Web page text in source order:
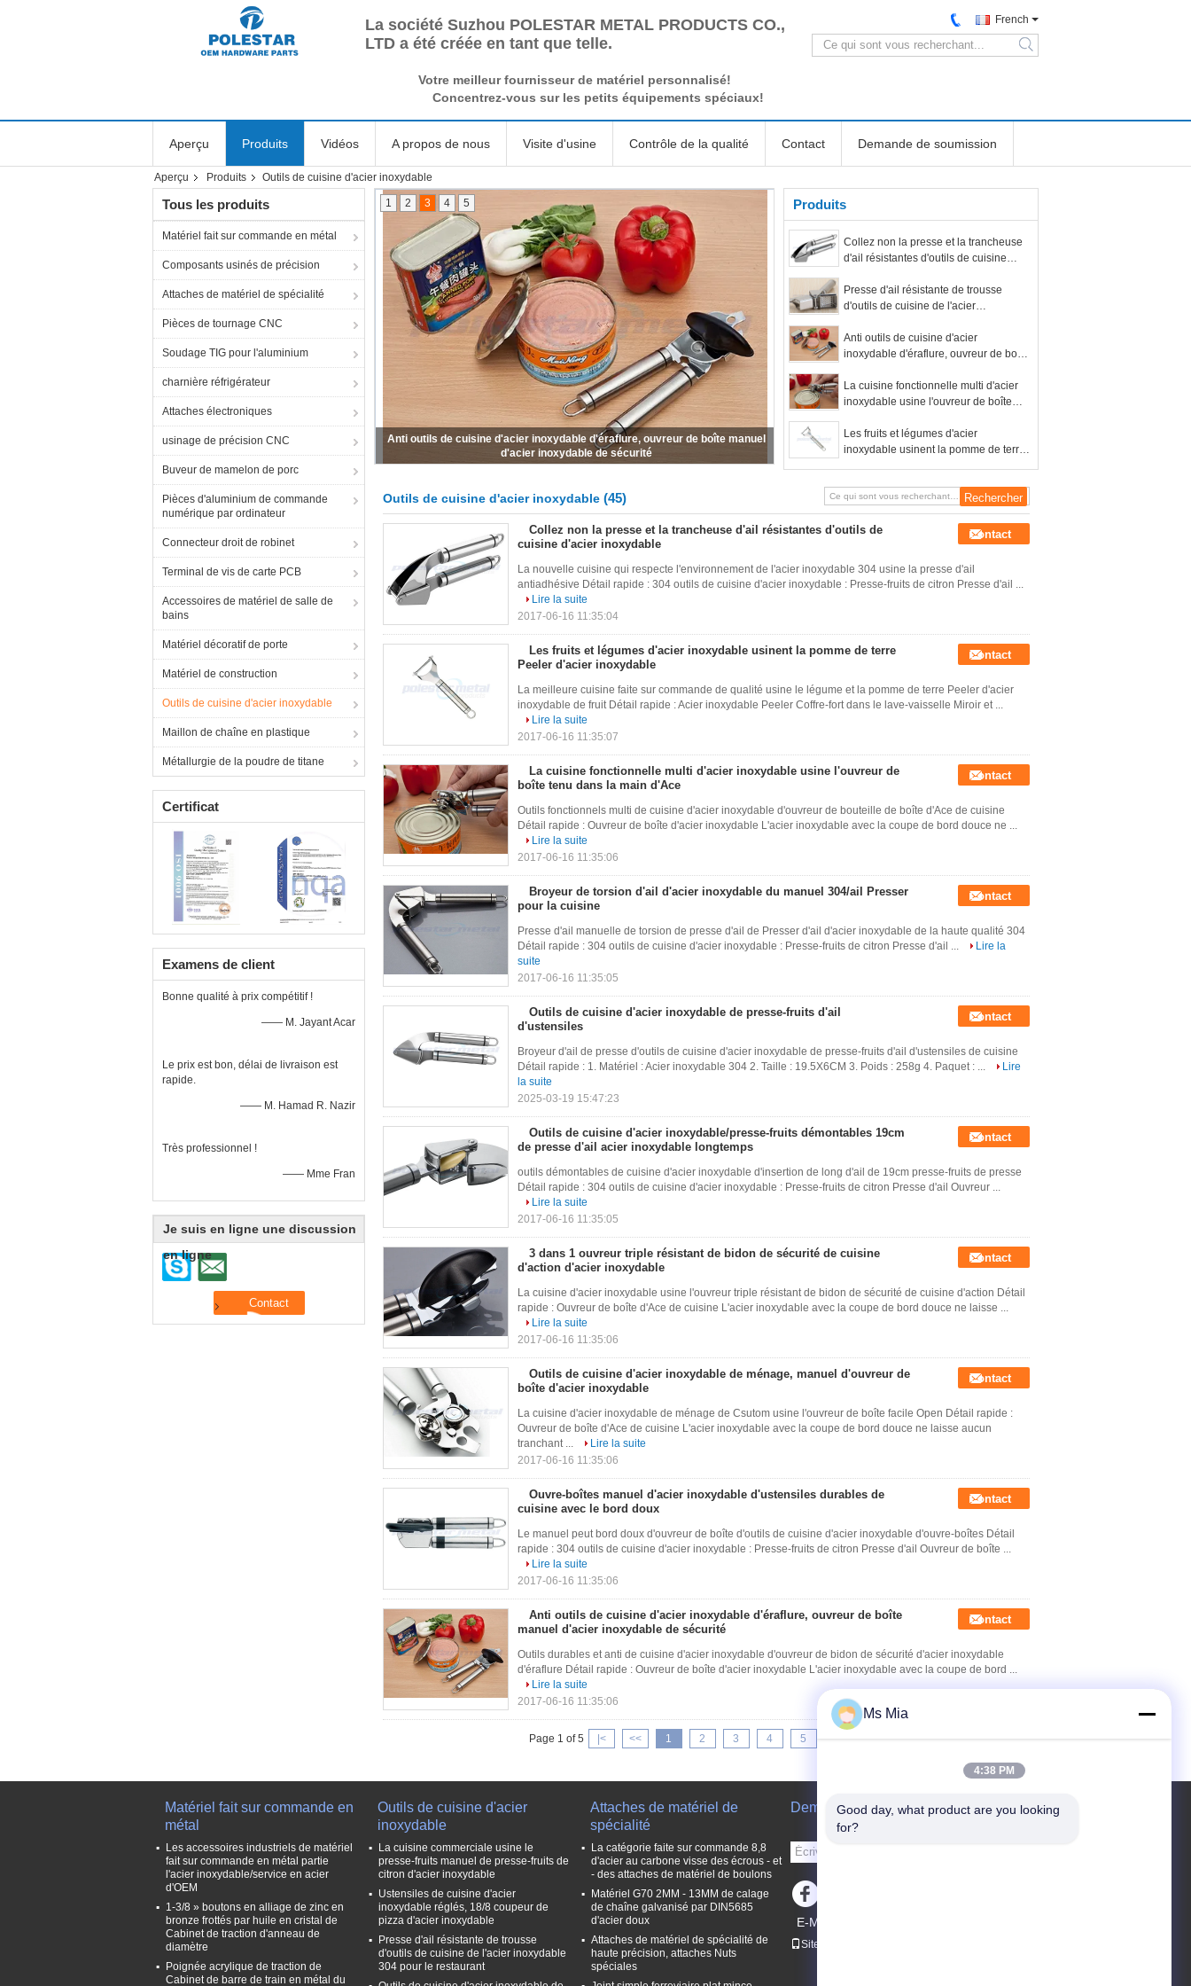
La société Suzhou POLESTAR METAL PRODUCTS CO.,
LTD a été créée en tant que telle.
Votre meilleur fournisseur de matériel personnalisé!
Concentrez-vous sur les petits équipements spéciaux!
French
search
Aperçu Produits Vidéos A propos de nous Visite d'usine Contrôle de la qualité Contact Demande de soumission
Aperçu Produits Outils de cuisine d'acier inoxydable
Tous les produits
Matériel fait sur commande en métal
Composants usinés de précision
Attaches de matériel de spécialité
Pièces de tournage CNC
Soudage TIG pour l'aluminium
charnière réfrigérateur
Attaches électroniques
usinage de précision CNC
Buveur de mamelon de porc
Pièces d'aluminium de commande
numérique par ordinateur
Connecteur droit de robinet
Terminal de vis de carte PCB
Accessoires de matériel de salle de
bains
Matériel décoratif de porte
Matériel de construction
Outils de cuisine d'acier inoxydable
Maillon de chaîne en plastique
Métallurgie de la poudre de titane
Certificat
Examens de client
Bonne qualité à prix compétitif !
—— M. Jayant Acar
Le prix est bon, délai de livraison est
rapide.
—— M. Hamad R. Nazir
Très professionnel !
—— Mme Fran
Je suis en ligne une discussion
en ligne
La cuisine fonctionnelle multi d'acier inoxydable usine l'ouvreur de boîte tenu
dans la main d'Ace
1 2 3 4 5 Produits
Collez non la presse et la trancheuse
d'ail résistantes d'outils de cuisine
Presse d'ail résistante de trousse
d'outils de cuisine de l'acier
Anti outils de cuisine d'acier
inoxydable d'éraflure, ouvreur de boîte
La cuisine fonctionnelle multi d'acier
inoxydable usine l'ouvreur de boîte
Les fruits et légumes d'acier
inoxydable usinent la pomme de terre
Outils de cuisine d'acier inoxydable (45)
Collez non la presse et la trancheuse d'ail résistantes d'outils de
cuisine d'acier inoxydable
Contact
La nouvelle cuisine qui respecte l'environnement de l'acier inoxydable 304 usine la presse d'ail
antiadhésive Détail rapide : 304 outils de cuisine d'acier inoxydable : Presse-fruits de citron Presse d'ail ...
Lire la suite
2017-06-16 11:35:04
Les fruits et légumes d'acier inoxydable usinent la pomme de terre
Peeler d'acier inoxydable
Contact
La meilleure cuisine faite sur commande de qualité usine le légume et la pomme de terre Peeler d'acier
inoxydable de fruit Détail rapide : Acier inoxydable Peeler Coffre-fort dans le lave-vaisselle Miroir et ...
Lire la suite
2017-06-16 11:35:07
La cuisine fonctionnelle multi d'acier inoxydable usine l'ouvreur de
boîte tenu dans la main d'Ace
Contact
Outils fonctionnels multi de cuisine d'acier inoxydable d'ouvreur de bouteille de boîte d'Ace de cuisine
Détail rapide : Ouvreur de boîte d'acier inoxydable L'acier inoxydable avec la coupe de bord douce ne ...
Lire la suite
2017-06-16 11:35:06
Broyeur de torsion d'ail d'acier inoxydable du manuel 304/ail Presser
pour la cuisine
Contact
Presse d'ail manuelle de torsion de presse d'ail de Presser d'ail d'acier inoxydable de la haute qualité 304
Détail rapide : 304 outils de cuisine d'acier inoxydable : Presse-fruits de citron Presse d'ail ...
Lire la
suite
2017-06-16 11:35:05
Outils de cuisine d'acier inoxydable de presse-fruits d'ail
d'ustensiles
Contact
Broyeur d'ail de presse d'outils de cuisine d'acier inoxydable de presse-fruits d'ail d'ustensiles de cuisine
Détail rapide : 1. Matériel : Acier inoxydable 304 2. Taille : 19.5X6CM 3. Poids : 258g 4. Paquet : ...
Lire
la suite
2025-03-19 15:47:23
Outils de cuisine d'acier inoxydable/presse-fruits démontables 19cm
de presse d'ail acier inoxydable longtemps
Contact
outils démontables de cuisine d'acier inoxydable d'insertion de long d'ail de 19cm presse-fruits de presse
Détail rapide : 304 outils de cuisine d'acier inoxydable : Presse-fruits de citron Presse d'ail Ouvreur ...
Lire la suite
2017-06-16 11:35:05
3 dans 1 ouvreur triple résistant de bidon de sécurité de cuisine
d'action d'acier inoxydable
Contact
La cuisine d'acier inoxydable usine l'ouvreur triple résistant de bidon de sécurité de cuisine d'action Détail
rapide : Ouvreur de boîte d'Ace de cuisine L'acier inoxydable avec la coupe de bord douce ne laisse ...
Lire la suite
2017-06-16 11:35:06
Outils de cuisine d'acier inoxydable de ménage, manuel d'ouvreur de
boîte d'acier inoxydable
Contact
La cuisine d'acier inoxydable de ménage de Csutom usine l'ouvreur de boîte facile Open Détail rapide :
Ouvreur de boîte d'Ace de cuisine L'acier inoxydable avec la coupe de bord douce ne laisse aucun
tranchant ...
Lire la suite
2017-06-16 11:35:06
Ouvre-boîtes manuel d'acier inoxydable d'ustensiles durables de
cuisine avec le bord doux
Contact
Le manuel peut bord doux d'ouvreur de boîte d'outils de cuisine d'acier inoxydable d'ouvre-boîtes Détail
rapide : 304 outils de cuisine d'acier inoxydable : Presse-fruits de citron Presse d'ail Ouvreur de boîte ...
Lire la suite
2017-06-16 11:35:06
Anti outils de cuisine d'acier inoxydable d'éraflure, ouvreur de boîte
manuel d'acier inoxydable de sécurité
Contact
Outils durables et anti de cuisine d'acier inoxydable d'ouvreur de bidon de sécurité d'acier inoxydable
d'éraflure Détail rapide : Ouvreur de boîte d'acier inoxydable L'acier inoxydable avec la coupe de bord ...
Lire la suite
2017-06-16 11:35:06
Page 1 of 5 |< << 1 2 3 4 5 >> >|
Matériel fait sur commande en
métal
Les accessoires industriels de matériel
fait sur commande en métal partie
l'acier inoxydable/service en acier
d'OEM
1-3/8 » boutons en alliage de zinc en
bronze frottés par huile en cristal de
Cabinet de traction d'anneau de
diamètre
Poignée acrylique de traction de
Cabinet de barre de train en métal du
Outils de cuisine d'acier
inoxydable
La cuisine commerciale usine le
presse-fruits manuel de presse-fruits de
citron d'acier inoxydable
Ustensiles de cuisine d'acier
inoxydable réglés, 18/8 coupeur de
pizza d'acier inoxydable
Presse d'ail résistante de trousse
d'outils de cuisine de l'acier inoxydable
304 pour le restaurant
Attaches de matériel de
spécialité
La catégorie faite sur commande 8,8
d'acier au carbone visse des écrous - et
- des attaches de matériel de boulons
Matériel G70 2MM - 13MM de calage
de chaîne galvanisé par DIN5685
d'acier doux
Attaches de matériel de spécialité de
haute précision, attaches Nuts
spéciales
Demande de soumission
E-Mail
Site mobile
Ms Mia
4:38 PM
Good day, what product are you looking
for?